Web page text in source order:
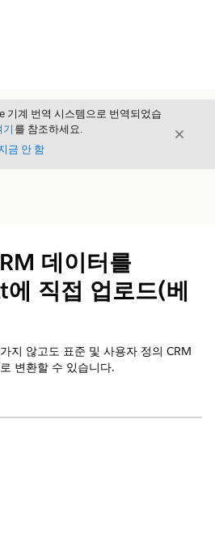
기계 번역 시스템으로 번역되었습
기 를 참조하세요.
금 안 함
닫기
데이터를
직접 업로드(베
지 않고도 표준 및 사용자 정의 CRM
변환할 수 있습니다.